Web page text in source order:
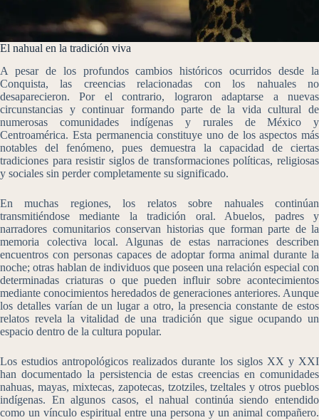
El nahual en la tradición viva
A pesar de los profundos cambios históricos ocurridos desde la
Conquista, las creencias relacionadas con los nahuales no
desaparecieron. Por el contrario, lograron adaptarse a nuevas
circunstancias y continuar formando parte de la vida cultural de
numerosas comunidades indígenas y rurales de México y
Centroamérica. Esta permanencia constituye uno de los aspectos más
notables del fenómeno, pues demuestra la capacidad de ciertas
tradiciones para resistir siglos de transformaciones políticas, religiosas
y sociales sin perder completamente su significado.
En muchas regiones, los relatos sobre nahuales continúan
transmitiéndose mediante la tradición oral. Abuelos, padres y
narradores comunitarios conservan historias que forman parte de la
memoria colectiva local. Algunas de estas narraciones describen
encuentros con personas capaces de adoptar forma animal durante la
noche; otras hablan de individuos que poseen una relación especial con
determinadas criaturas o que pueden influir sobre acontecimientos
mediante conocimientos heredados de generaciones anteriores. Aunque
los detalles varían de un lugar a otro, la presencia constante de estos
relatos revela la vitalidad de una tradición que sigue ocupando un
espacio dentro de la cultura popular.
Los estudios antropológicos realizados durante los siglos XX y XXI
han documentado la persistencia de estas creencias en comunidades
nahuas, mayas, mixtecas, zapotecas, tzotziles, tzeltales y otros pueblos
indígenas. En algunos casos, el nahual continúa siendo entendido
como un vínculo espiritual entre una persona y un animal compañero.